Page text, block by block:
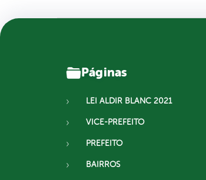
Páginas
LEI ALDIR BLANC 2021
VICE-PREFEITO
PREFEITO
BAIRROS